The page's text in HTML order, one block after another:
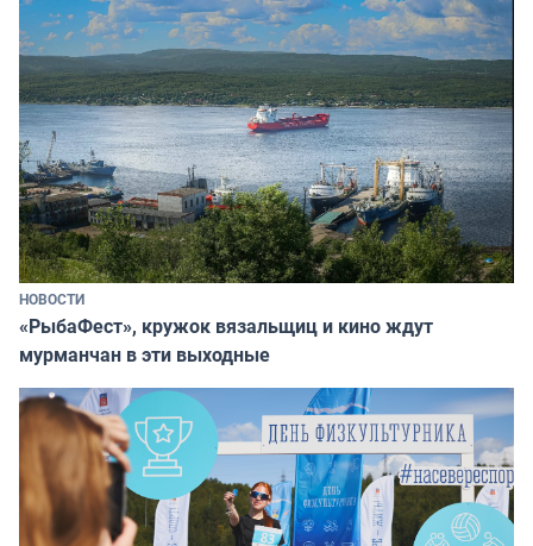
НОВОСТИ
«РыбаФест», кружок вязальщиц и кино ждут
мурманчан в эти выходные